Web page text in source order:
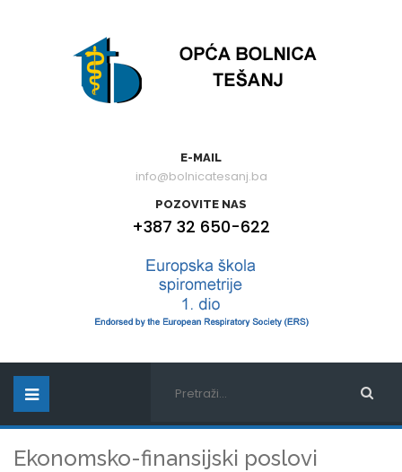
E-MAIL
info@bolnicatesanj.ba
POZOVITE NAS
+387 32 650-622
Ekonomsko-finansijski poslovi